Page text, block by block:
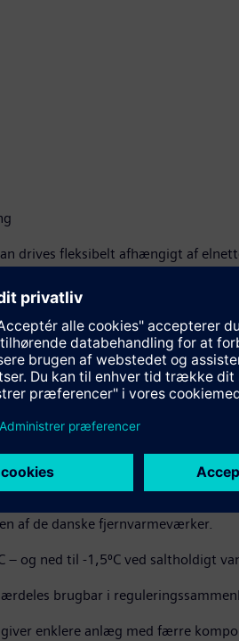
drives fleksibelt afhængigt af
vedligeholdelse
på 15-20 MW. Jo mindre
af de danske fjernvarmeværker.
– og ned til -1,5⁰C ved saltholdigt
brugbar i
enklere anlæg med færre